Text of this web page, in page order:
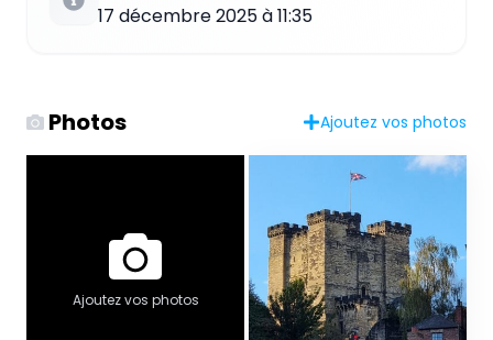
17 décembre 2025 à 11:35
Photos Ajoutez vos photos
Ajoutez vos photos